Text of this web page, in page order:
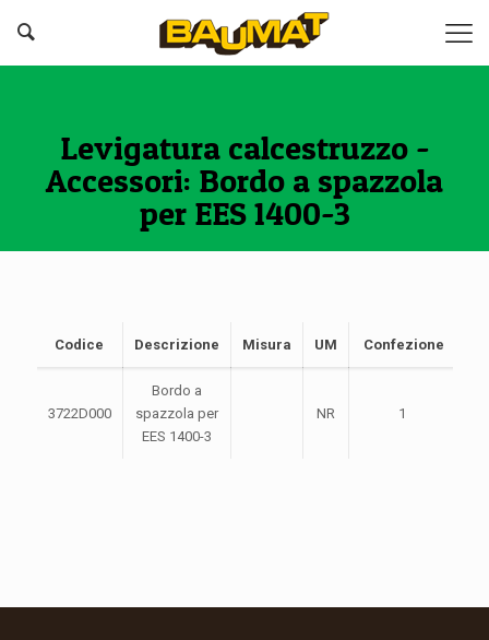
Levigatura calcestruzzo -
Accessori: Bordo a spazzola
per EES 1400-3
Codice Descrizione Misura UM Confezione
3722D000
Bordo a
spazzola per
EES 1400-3
NR 1